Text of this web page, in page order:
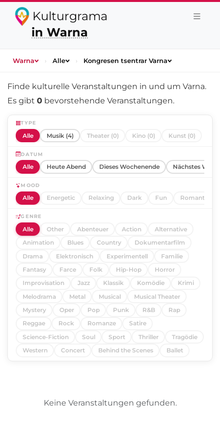
Kulturgrama
in Warna
Warna › Alle › Kongresen tsentrar Varna
Finde kulturelle Veranstaltungen in und um Varna.
Es gibt 0 bevorstehende Veranstaltungen.
TYPE
Alle Musik (4) Theater (0) Kino (0) Kunst (0)
DATUM
Alle Heute Abend Dieses Wochenende Nächstes
MOOD
Alle Energetic Relaxing Dark Fun Romantic
GENRE
Alle Other Abenteuer Action
Alternative
Animation
Blues Country
Dokumentarfilm
Drama
Elektronisch Experimentell
Familie
Fantasy
Farce Folk Hip-Hop
Horror
Improvisation
Jazz Klassik Komödie
Krimi
Melodrama
Metal Musical
Musical Theater
Mystery
Oper Pop Punk R&B
Rap
Reggae
Rock Romanze
Satire
Science-Fiction
Soul Sport Thriller
Tragödie
Western
Concert Behind the Scenes Ballet
Keine Veranstaltungen gefunden.